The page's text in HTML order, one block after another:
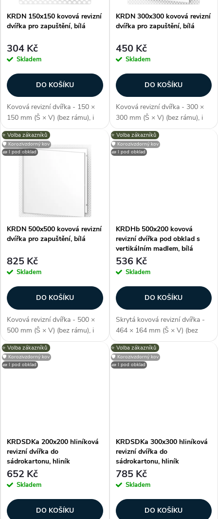
í
p
r
o
d
u
k
s
p
r
o
d
u
ů
KRDN 150x150 kovová revizní
dvířka pro zapuštění, bílá
304 Kč
Skladem
DO KOŠÍKU
Kovová revizní dvířka - 150 ×
150 mm (Š × V) (bez rámu), i
pro skrytou instalaci, odolné
proti vlhkosti, perforovaný
kovový rám, zvýšený okrajový
profil (pro perfektní nanášení...
KRDN 300x300 kovová revizní
dvířka pro zapuštění, bílá
450 Kč
Skladem
DO KOŠÍKU
Kovová revizní dvířka - 300 ×
300 mm (Š × V) (bez rámu), i
pro skrytou instalaci, odolné
proti vlhkosti, perforovaný
kovový rám, zvýšený okrajový
⭐️ Volba zákazníků
🧱 I pod obklad
🛡️ Korozivzdorný kov
KRDN 500x500 kovová revizní
dvířka pro zapuštění, bílá
825 Kč
Skladem
DO KOŠÍKU
Kovová revizní dvířka - 500 ×
500 mm (Š × V) (bez rámu), i
pro skrytou instalaci, odolné
proti vlhkosti, perforovaný
kovový rám, zvýšený okrajový
⭐️ Volba zákazníků
🧱 I pod obklad
🛡️ Korozivzdorný kov
KRDHb 500x200 kovová
revizní dvířka pod obklad s
vertikálním madlem, bílá
536 Kč
Skladem
DO KOŠÍKU
Skrytá kovová revizní dvířka -
464 × 164 mm (Š × V) (bez
rámu), pro skrytou instalaci,
odolné proti vlhkosti, lze
umístit pod obklad, polymerový
⭐️ Volba zákazníků
🧱 I pod obklad
🛡️ Korozivzdorný kov
KRDSDKa 200x200 hliníková
revizní dvířka do
sádrokartonu, hliník
652 Kč
Skladem
DO KOŠÍKU
⭐️ Volba zákazníků
🧱 I pod obklad
🛡️ Korozivzdorný kov
KRDSDKa 300x300 hliníková
revizní dvířka do
sádrokartonu, hliník
785 Kč
Skladem
DO KOŠÍKU